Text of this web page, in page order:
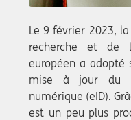
Le 9 février 2023,
recherche et de
européen a adopté
mise à jour du
numérique (eID).
est un peu plus